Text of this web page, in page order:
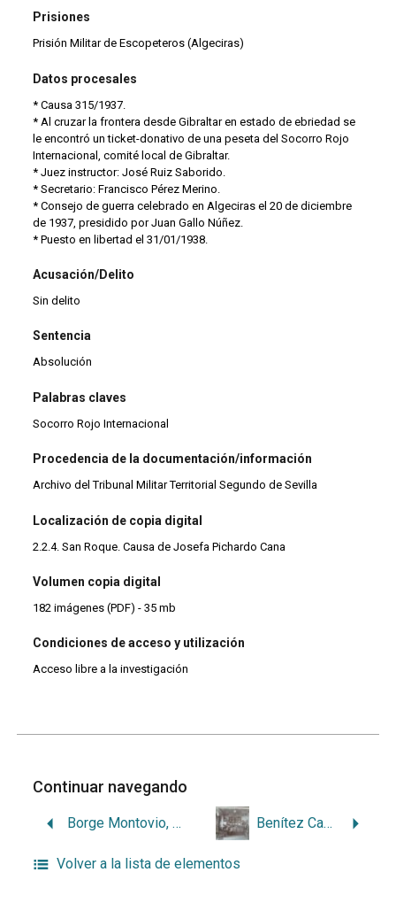
Prisiones
Prisión Militar de Escopeteros (Algeciras)
Datos procesales
* Causa 315/1937.
* Al cruzar la frontera desde Gibraltar en estado de ebriedad se
le encontró un ticket-donativo de una peseta del Socorro Rojo
Internacional, comité local de Gibraltar.
* Juez instructor: José Ruiz Saborido.
* Secretario: Francisco Pérez Merino.
* Consejo de guerra celebrado en Algeciras el 20 de diciembre
de 1937, presidido por Juan Gallo Núñez.
* Puesto en libertad el 31/01/1938.
Acusación/Delito
Sin delito
Sentencia
Absolución
Palabras claves
Socorro Rojo Internacional
Procedencia de la documentación/información
Archivo del Tribunal Militar Territorial Segundo de Sevilla
Localización de copia digital
2.2.4. San Roque. Causa de Josefa Pichardo Cana
Volumen copia digital
182 imágenes (PDF) - 35 mb
Condiciones de acceso y utilización
Acceso libre a la investigación
Continuar navegando
Borge Montovio, Antonio Benítez Camacho, José
Volver a la lista de elementos